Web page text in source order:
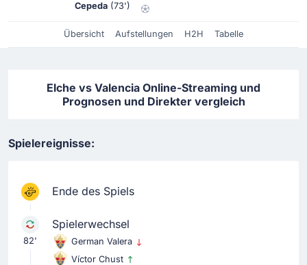
Cepeda (73')
Übersicht Aufstellungen H2H Tabelle
Elche vs Valencia Online-Streaming und
Prognosen und Direkter vergleich
Spielereignisse:
Ende des Spiels
82'
Spielerwechsel
German Valera
Víctor Chust